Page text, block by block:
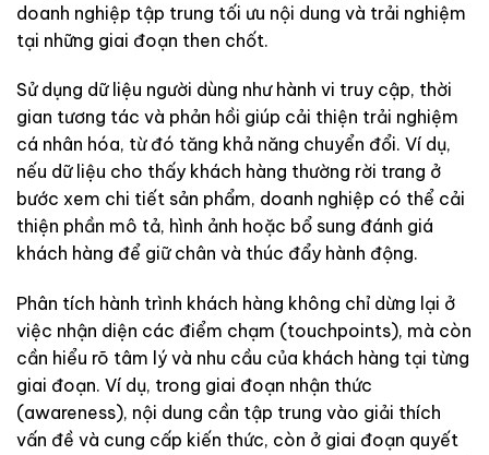
doanh nghiệp tập trung tối ưu nội dung và trải nghiệm
tại những giai đoạn then chốt.
Sử dụng dữ liệu người dùng như hành vi truy cập, thời
gian tương tác và phản hồi giúp cải thiện trải nghiệm
cá nhân hóa, từ đó tăng khả năng chuyển đổi. Ví dụ,
nếu dữ liệu cho thấy khách hàng thường rời trang ở
bước xem chi tiết sản phẩm, doanh nghiệp có thể cải
thiện phần mô tả, hình ảnh hoặc bổ sung đánh giá
khách hàng để giữ chân và thúc đẩy hành động.
Phân tích hành trình khách hàng không chỉ dừng lại ở
việc nhận diện các điểm chạm (touchpoints), mà còn
cần hiểu rõ tâm lý và nhu cầu của khách hàng tại từng
giai đoạn. Ví dụ, trong giai đoạn nhận thức
(awareness), nội dung cần tập trung vào giải thích
vấn đề và cung cấp kiến thức, còn ở giai đoạn quyết